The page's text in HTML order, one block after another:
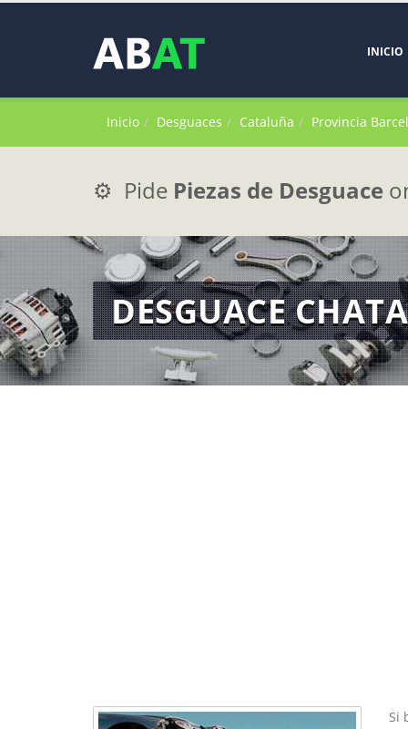
INICIO
Inicio Desguaces Cataluña Provincia
⚙️ Pide Piezas de Desguace
DESGUACE
Si